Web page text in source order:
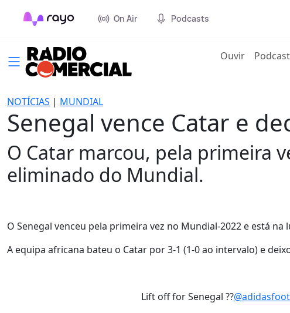
On Air Podcasts
Ouvir(current)
NOTÍCIAS | MUNDIAL
Senegal vence Catar e
O Catar marcou, pela primeira
eliminado do Mundial.
O Senegal venceu pela primeira vez no Mundial-2022 e está
A equipa africana bateu o Catar por 3-1 (1-0 ao intervalo) e
Lift off for Senegal ??